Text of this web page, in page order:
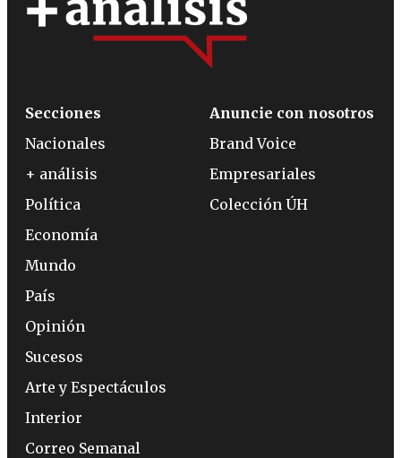
Secciones
Nacionales
+ análisis
Política
Economía
Mundo
País
Opinión
Sucesos
Arte y Espectáculos
Interior
Correo Semanal
Anuncie con nosotros
Brand Voice
Empresariales
Colección ÚH